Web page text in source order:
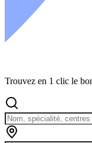
Trouvez en 1 clic le